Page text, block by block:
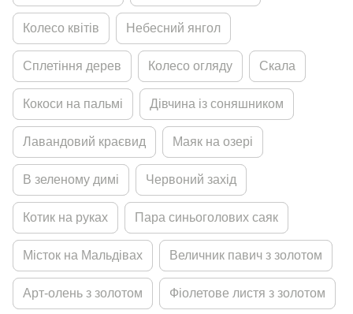
Колесо квiтiв Небесний янгол
Сплетiння дерев Колесо огляду Скала
Кокоси на пальмi Дiвчина iз соняшником
Лавандовий краєвид Маяк на озерi
В зеленому димi Червоний захiд
Котик на руках Пара синьоголових саяк
Мiсток на Мальдiвах Величник павич з золотом
Арт-олень з золотом Фiолетове листя з золотом